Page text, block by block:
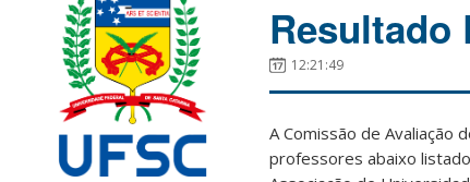
Resultado
12:21:49
A Comissão de Avaliação
professores abaixo